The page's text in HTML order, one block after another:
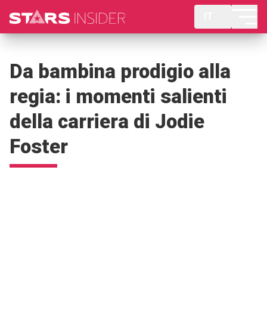
Da bambina prodigio alla
regia: i momenti salienti
della carriera di Jodie
Foster